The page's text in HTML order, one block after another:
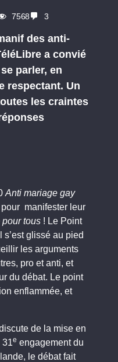
7568 3
des anti-
a convié
parler, en
respectant. Un
les craintes
Anti mariage gay
manifester leur
tous ! Le Point
s’est glissé au pied
les arguments
pro et anti, et
du débat. Le point
enflammée, et
de la mise en
31e engagement du
le débat fait